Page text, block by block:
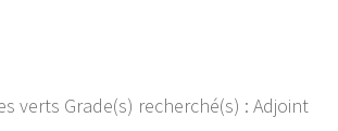
verts Grade(s) recherché(s) : Adjoint